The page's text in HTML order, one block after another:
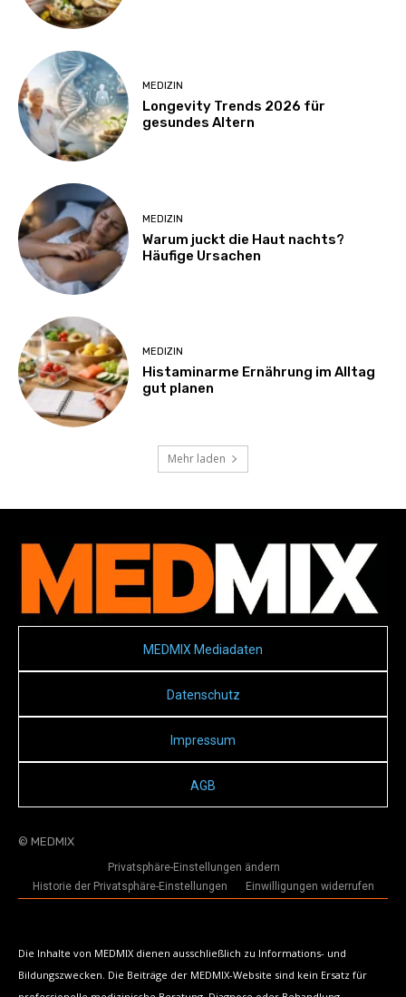
MEDIZIN
Longevity Trends 2026 für
gesundes Altern
MEDIZIN
Warum juckt die Haut nachts?
Häufige Ursachen
MEDIZIN
Histaminarme Ernährung im Alltag
gut planen
Mehr laden
MEDMIX Mediadaten
Datenschutz
Impressum
AGB
© MEDMIX
Privatsphäre-Einstellungen ändern
Historie der Privatsphäre-Einstellungen
Einwilligungen widerrufen
Die Inhalte von MEDMIX dienen ausschließlich zu Informations- und
Bildungszwecken. Die Beiträge der MEDMIX-Website sind kein Ersatz für